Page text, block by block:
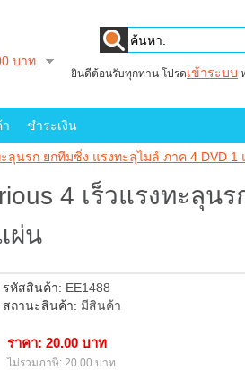
บาท
ยินดีต้อนรับทุกท่าน โปรดเข้าระบบ
ชำระเงิน
ะลุนรก ยกทีมซิ่ง แรงทะลุไมล์ ภาค 4 DVD 1
4 เร็วแรงทะลุน
ผ่น
รหัสสินค้า: EE1488
สถานะสินค้า: มีสินค้า
ราคา: 20.00 บาท
ไม่รวมภาษี: 20.00 บาท